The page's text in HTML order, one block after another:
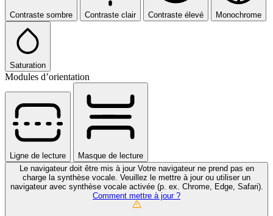
Contraste sombre Contraste clair Contraste élevé Monochrome
Saturation
Modules d’orientation
Ligne de lecture
Masque de lecture
Le navigateur doit être mis à jour Votre navigateur ne prend pas en
charge la synthèse vocale. Veuillez le mettre à jour ou utiliser un
navigateur avec synthèse vocale activée (p. ex. Chrome, Edge, Safari).
Comment mettre à jour ?